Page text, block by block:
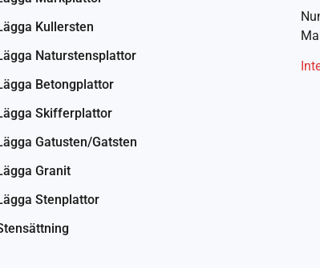
Kullersten
Naturstensplattor
Betongplattor
Skifferplattor
Gatusten/Gatsten
Granit
Stenplattor